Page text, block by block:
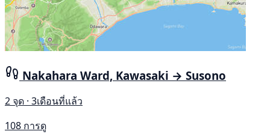
Nakahara Ward, Kawasaki → Susono
2 จุด · 3เดือนที่แล้ว
108 การดู